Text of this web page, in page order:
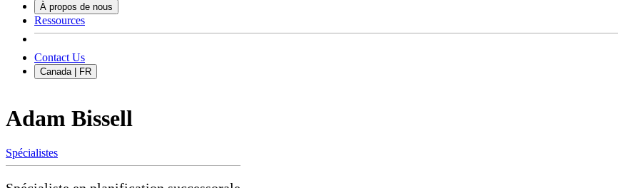
À propos de nous
Ressources
Contact Us
Canada | FR
Adam Bissell
Spécialistes